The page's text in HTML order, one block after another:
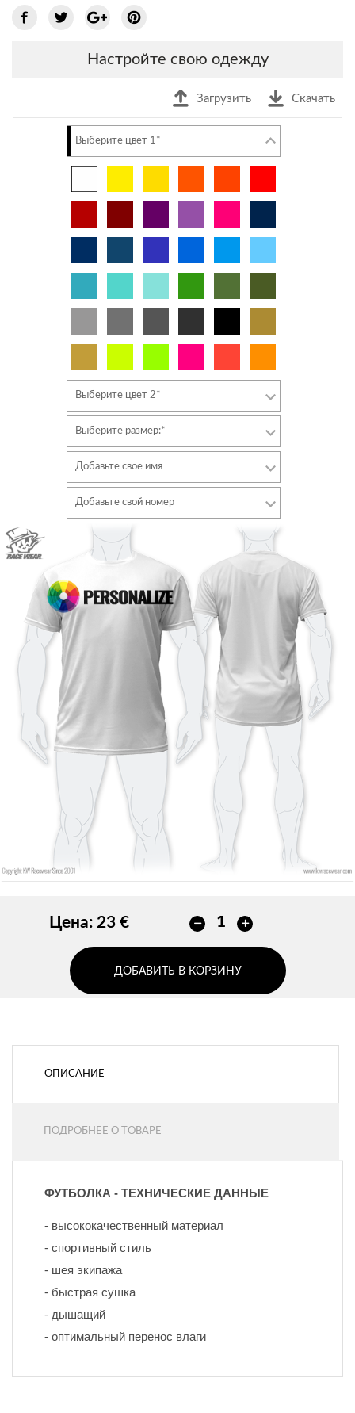
Настройте свою одежду
Загрузить Скачать
Выберите цвет 1*
Выберите цвет 2*
Выберите размер:*
Добавьте свое имя
Стиль
Цвет шрифта
Цвет контура
Без контура
ДОБАВИТЬ
Добавьте свой номер
Шрифт
Стиль
Цвет шрифта
Цвет контура
ДОБАВИТЬ
Цена: 23 €
ДОБАВИТЬ В КОРЗИНУ
ОПИСАНИЕ
ПОДРОБНЕЕ О ТОВАРЕ
ФУТБОЛКА - ТЕХНИЧЕСКИЕ ДАННЫЕ
- высококачественный материал
- спортивный стиль
- шея экипажа
- быстрая сушка
- дышащий
- оптимальный перенос влаги